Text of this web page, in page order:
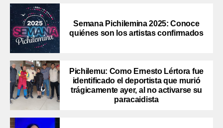
Semana Pichilemina 2025: Conoce
quiénes son los artistas confirmados
Pichilemu: Como Ernesto Lértora fue
identificado el deportista que murió
trágicamente ayer, al no activarse su
paracaidista